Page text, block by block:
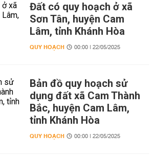
Đất có quy hoạch ở xã
Sơn Tân, huyện Cam
Lâm, tỉnh Khánh Hòa
QUY HOẠCH 00:00 | 22/05/2025
Bản đồ quy hoạch sử
dụng đất xã Cam Thành
Bắc, huyện Cam Lâm,
tỉnh Khánh Hòa
QUY HOẠCH 00:00 | 22/05/2025